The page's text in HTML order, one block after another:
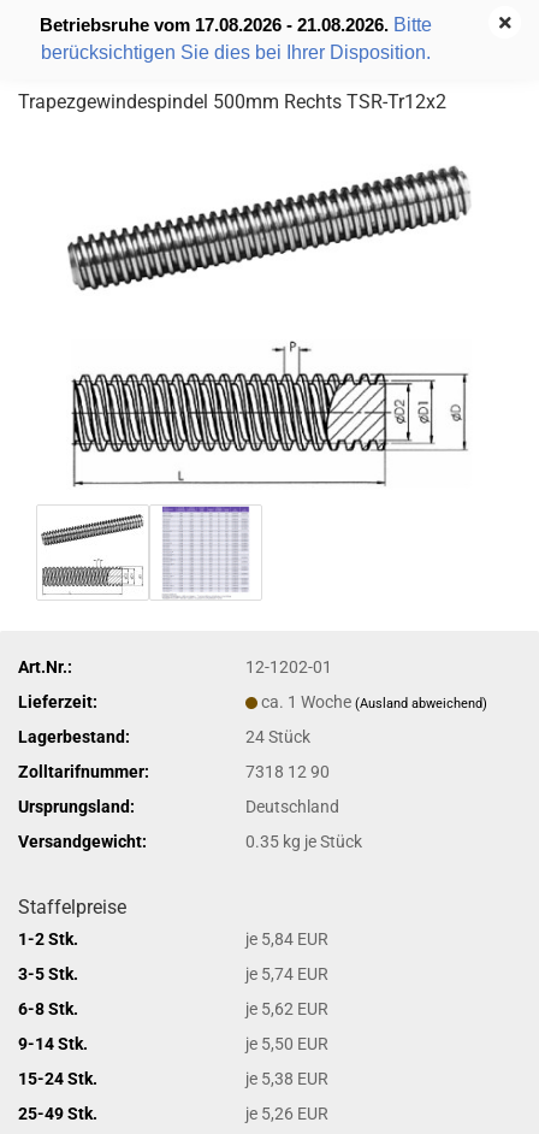
Betriebsruhe vom 17.08.2026 - 21.08.2026. Bitte
berücksichtigen Sie dies bei Ihrer Disposition.
Trapezgewindespindel 500mm Rechts TSR-Tr12x2
Art.Nr.:
12-1202-01
Lieferzeit:
ca. 1 Woche(Ausland abweichend)
Lagerbestand: 24Stück
Zolltarifnummer:
7318 12 90
Ursprungsland:
Deutschland
Versandgewicht:
0.35 kg je Stück
Staffelpreise
1-2 Stk.
je 5,84 EUR
3-5 Stk.
je 5,74 EUR
6-8 Stk.
je 5,62 EUR
9-14 Stk.
je 5,50 EUR
15-24 Stk.
je 5,38 EUR
25-49 Stk.
je 5,26 EUR